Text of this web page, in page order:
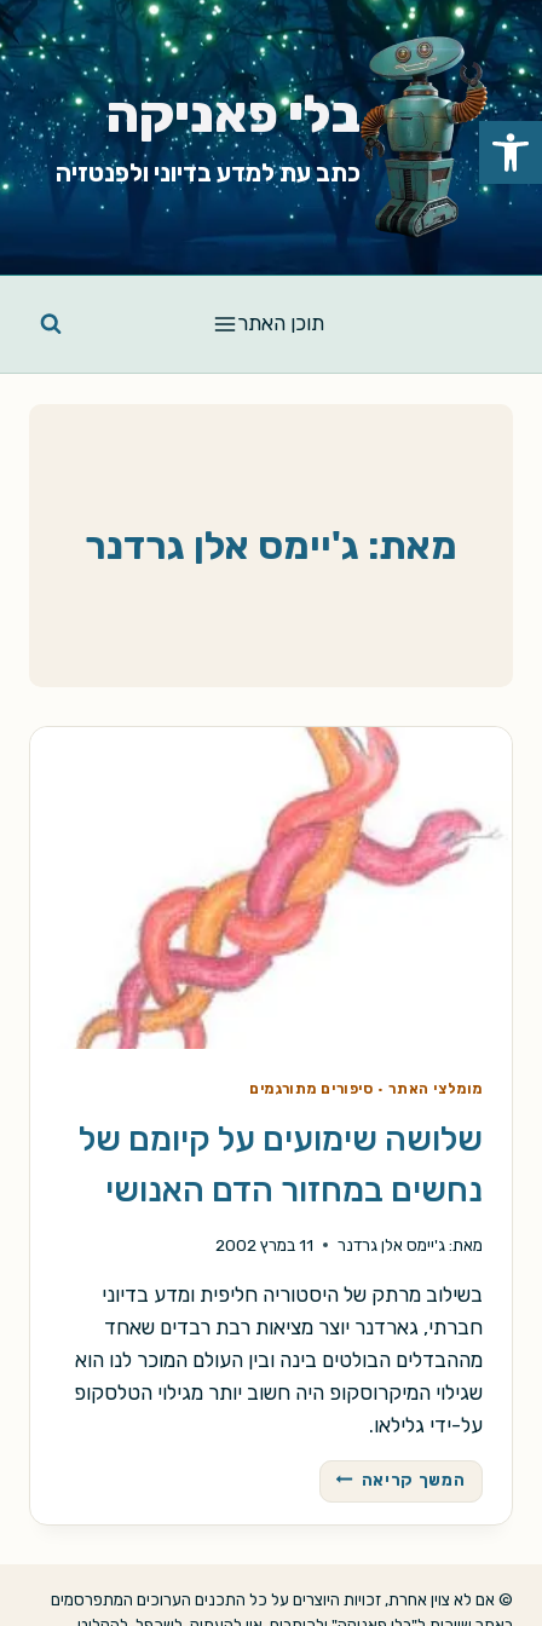
Skip
to
content
בלי פאניקה
כתב עת למדע בדיוני ולפנטזיה
תוכן האתר
מאת: ג'יימס אלן גרדנר
מומלצי האתר· סיפורים מתורגמים
שלושה שימועים על קיומם של
נחשים במחזור הדם האנושי
מאת:ג'יימס אלן גרדנר 11 במרץ 2002
בשילוב מרתק של היסטוריה חליפית ומדע בדיוני
חברתי, גארדנר יוצר מציאות רבת רבדים שאחד
מההבדלים הבולטים בינה ובין העולם המוכר לנו הוא
שגילוי המיקרוסקופ היה חשוב יותר מגילוי הטלסקופ
על-ידי גלילאו.
המשך קריאה שלושה
שימועים
על
נחשים
© אם לא צוין אחרת, זכויות היוצרים על כל התכנים הערוכים המתפרסמים
פתח סרגל נגישות